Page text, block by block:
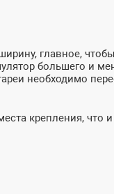
главное,
большего и
необходимо
крепления,